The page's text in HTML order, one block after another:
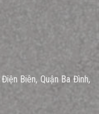
Biên, Quận Ba Đình,